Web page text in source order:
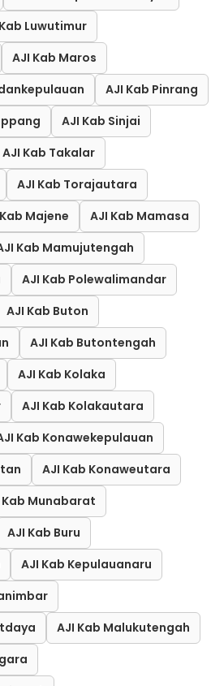
Luwutimur
AJI Kab Maros
AJI Kab Pinrang
AJI Kab Sinjai
AJI Kab Takalar
AJI Kab Torajautara
Majene
AJI Kab Mamasa
Kab Mamujutengah
AJI Kab Polewalimandar
AJI Kab Buton
AJI Kab Butontengah
AJI Kab Kolaka
AJI Kab Kolakautara
Kab Konawekepulauan
AJI Kab Konaweutara
Kab Munabarat
AJI Kab Buru
AJI Kab Kepulauanaru
AJI Kab Malukutengah